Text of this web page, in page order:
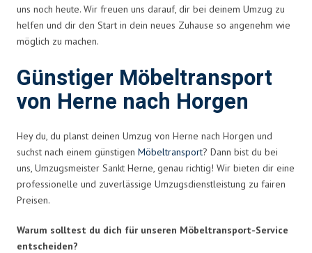
uns noch heute. Wir freuen uns darauf, dir bei deinem Umzug zu
helfen und dir den Start in dein neues Zuhause so angenehm wie
möglich zu machen.
Günstiger Möbeltransport
von Herne nach Horgen
Hey du, du planst deinen Umzug von Herne nach Horgen und
suchst nach einem günstigen Möbeltransport? Dann bist du bei
uns, Umzugsmeister Sankt Herne, genau richtig! Wir bieten dir eine
professionelle und zuverlässige Umzugsdienstleistung zu fairen
Preisen.
Warum solltest du dich für unseren Möbeltransport-Service
entscheiden?